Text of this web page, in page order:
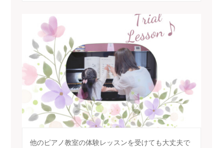
他のピアノ教室の体験レッスンを受けても大丈夫で